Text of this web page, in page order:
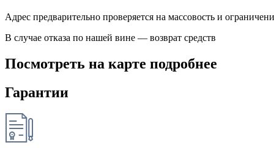
Адрес предварительно проверяется на массовость и
В случае отказа по нашей вине — возврат средств
Посмотреть на карте подробнее
Гарантии